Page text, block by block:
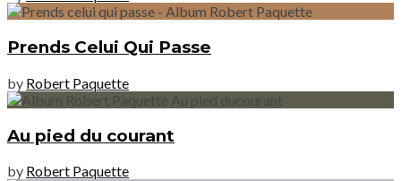
Prends Celui Qui Passe
by Robert Paquette
Au pied du courant
by Robert Paquette